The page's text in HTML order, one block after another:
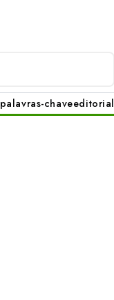
palavras-chaveeditorial